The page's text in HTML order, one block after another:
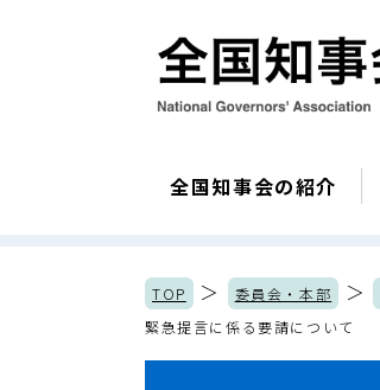
全国知事会の紹介
TOP ＞ 委員会・本部 ＞
緊急提言に係る要請について